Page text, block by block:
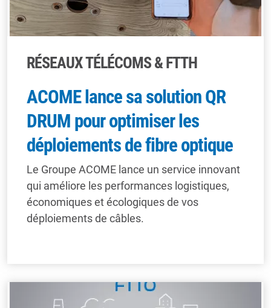
RÉSEAUX TÉLÉCOMS & FTTH
ACOME lance sa solution QR
DRUM pour optimiser les
déploiements de fibre optique
Le Groupe ACOME lance un service innovant
qui améliore les performances logistiques,
économiques et écologiques de vos
déploiements de câbles.